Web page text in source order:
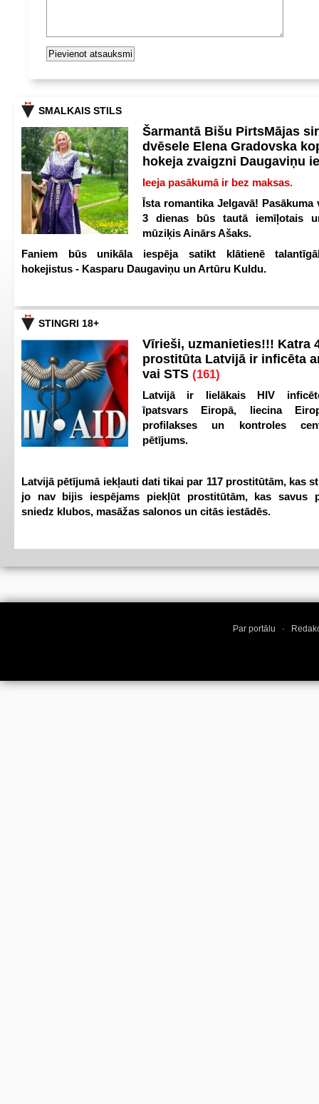
SMALKAIS STILS
Šarmantā Bišu PirtsMājas
dvēsele Elena Gradovska
hokeja zvaigzni Daugaviņu
Ieeja pasākumā ir bez maksas.
Īsta romantika Jelgavā! Pasākuma
3 dienas būs tautā iemīļotais
mūziķis Ainārs Ašaks.
Faniem būs unikāla iespēja satikt klātienē
hokejistus - Kasparu Daugaviņu un Artūru Kuldu.
STINGRI 18+
Vīrieši, uzmanieties!!! Katra
prostitūta Latvijā ir inficēta
vai STS (161)
Latvijā ir lielākais HIV
īpatsvars Eiropā, liecina
profilakses un kontroles
pētījums.
Latvijā pētījumā iekļauti dati tikai par 117 prostitūtām, kas
jo nav bijis iespējams piekļūt prostitūtām, kas savus
sniedz klubos, masāžas salonos un citās iestādēs.
Par portālu ·